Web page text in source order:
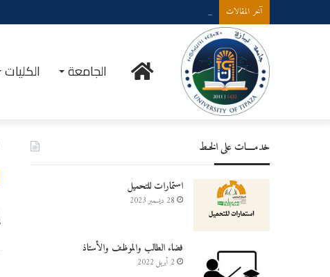
آخر المقالات إعلان عن إستشارة لإقتناء عتاد ولوازم الإعلام الألي
الرئيسيةالجامعة الكليات
خدمــــات على الخـط
استمارات للتحميل
28 ديسمبر 2023
فضاء الطالب والموظف والأستاذ
2 أبريل 2022